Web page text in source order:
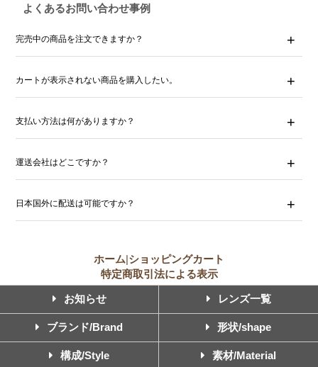
よくあるお問い合わせ事例
完売中の商品を注文できますか？
カートが表示されない商品を購入したい。
支払い方法は何がありますか？
運送会社はどこですか？
日本国外に配送は可能ですか？
ホーム|ショッピングカート
特定商取引法による表示
お知らせ レンズ一覧
ブランド/Brand 形状/shape
構成/Style 素材/Material